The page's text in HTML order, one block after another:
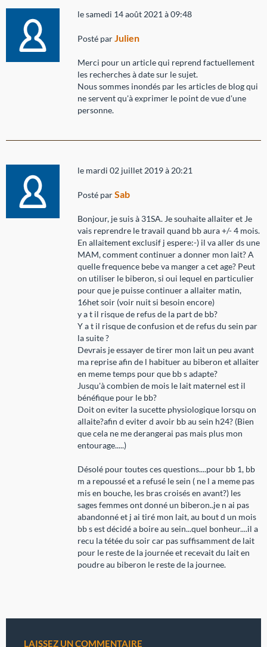
le samedi 14 août 2021 à 09:48
Posté par Julien
Merci pour un article qui reprend factuellement
les recherches à date sur le sujet.
Nous sommes inondés par les articles de blog qui
ne servent qu'à exprimer le point de vue d'une
personne.
le mardi 02 juillet 2019 à 20:21
Posté parSab
Bonjour, je suis à 31SA. Je souhaite allaiter et Je
vais reprendre le travail quand bb aura +/- 4 mois.
En allaitement exclusif j espere:-) il va aller ds une
MAM, comment continuer a donner mon lait? A
quelle frequence bebe va manger a cet age? Peut
on utiliser le biberon, si oui lequel en particulier
pour que je puisse continuer a allaiter matin,
16het soir (voir nuit si besoin encore)
y a t il risque de refus de la part de bb?
Y a t il risque de confusion et de refus du sein par
la suite ?
Devrais je essayer de tirer mon lait un peu avant
ma reprise afin de l habituer au biberon et allaiter
en meme temps pour que bb s adapte?
Jusqu'à combien de mois le lait maternel est il
bénéfique pour le bb?
Doit on eviter la sucette physiologique lorsqu on
allaite?afin d eviter d avoir bb au sein h24? (Bien
que cela ne me derangerai pas mais plus mon
entourage.....)
Désolé pour toutes ces questions....pour bb 1, bb
m a repoussé et a refusé le sein ( ne l a meme pas
mis en bouche, les bras croisés en avant?) les
sages femmes ont donné un biberon..je n ai pas
abandonné et j ai tiré mon lait, au bout d un mois
bb s est décidé a boire au sein...quel bonheur....il a
recu la tétée du soir car pas suffisamment de lait
pour le reste de la journée et recevait du lait en
poudre au biberon le reste de la journee.
LAISSEZ UN COMMENTAIRE